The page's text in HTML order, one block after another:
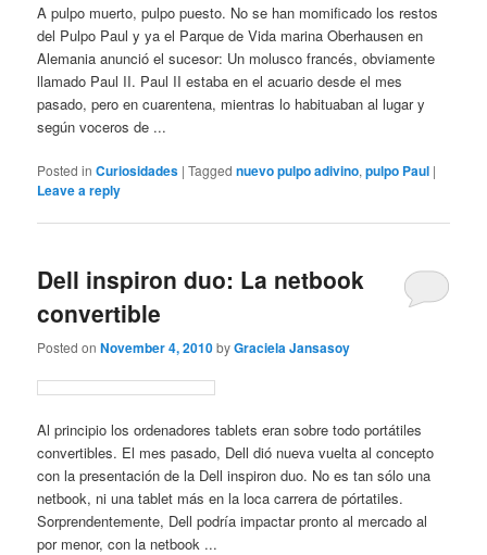
A pulpo muerto, pulpo puesto. No se han momificado los restos
del Pulpo Paul y ya el Parque de Vida marina Oberhausen en
Alemania anunció el sucesor: Un molusco francés, obviamente
llamado Paul II. Paul II estaba en el acuario desde el mes
pasado, pero en cuarentena, mientras lo habituaban al lugar y
según voceros de ...
Posted in Curiosidades |Tagged nuevo pulpo adivino,pulpo Paul |
Leave a reply
Dell inspiron duo: La netbook
convertible
Posted onNovember 4, 2010byGraciela Jansasoy
Al principio los ordenadores tablets eran sobre todo portátiles
convertibles. El mes pasado, Dell dió nueva vuelta al concepto
con la presentación de la Dell inspiron duo. No es tan sólo una
netbook, ni una tablet más en la loca carrera de pórtatiles.
Sorprendentemente, Dell podría impactar pronto al mercado al
por menor, con la netbook ...